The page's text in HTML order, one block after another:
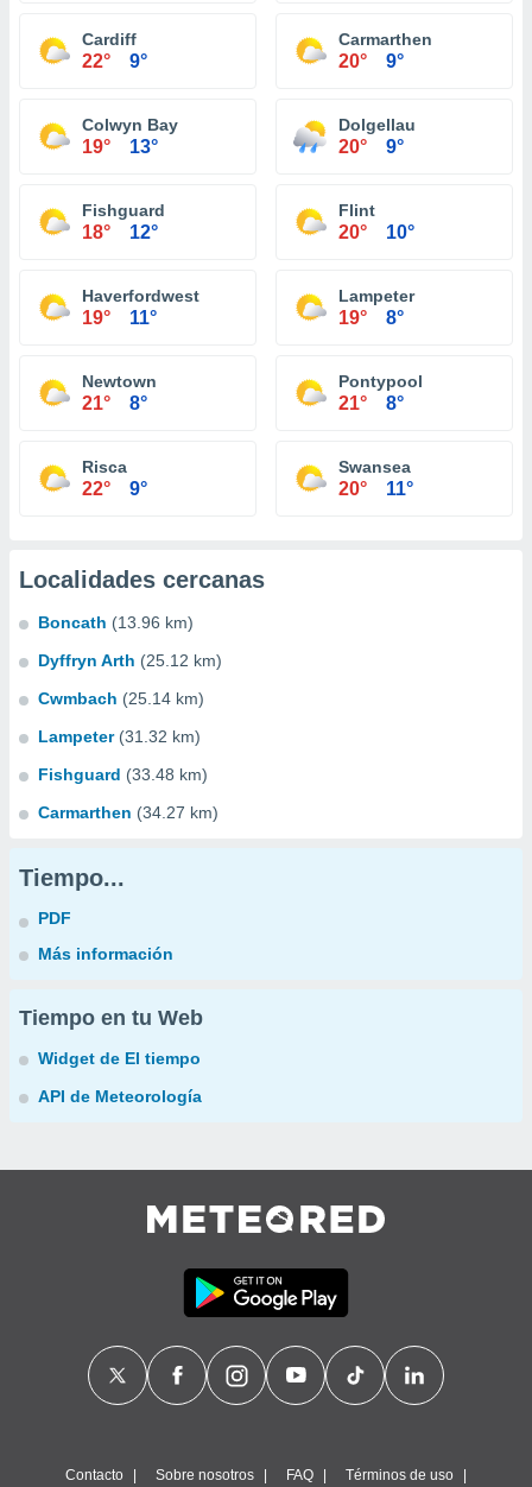
Cardiff
22° 9°
Carmarthen
20° 9°
Colwyn Bay
19° 13°
Dolgellau
20° 9°
Fishguard
18° 12°
Flint
20° 10°
Haverfordwest
19° 11°
Lampeter
19° 8°
Newtown
21° 8°
Pontypool
21° 8°
Risca
22° 9°
Swansea
20° 11°
Localidades cercanas
Boncath (13.96 km)
Dyffryn Arth (25.12 km)
Cwmbach (25.14 km)
Lampeter (31.32 km)
Fishguard (33.48 km)
Carmarthen (34.27 km)
Tiempo...
PDF
Más información
Tiempo en tu Web
Widget de El tiempo
API de Meteorología
Contacto Sobre nosotros FAQ Términos de uso